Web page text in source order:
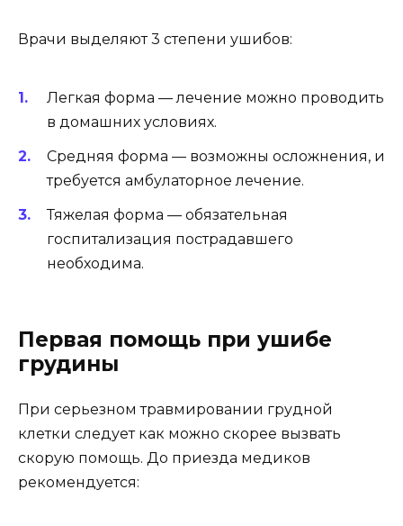
Врачи выделяют 3 степени ушибов:
Легкая форма — лечение можно проводить
в домашних условиях.
Средняя форма — возможны осложнения, и
требуется амбулаторное лечение.
Тяжелая форма — обязательная
госпитализация пострадавшего
необходима.
Первая помощь при ушибе
грудины
При серьезном травмировании грудной
клетки следует как можно скорее вызвать
скорую помощь. До приезда медиков
рекомендуется: